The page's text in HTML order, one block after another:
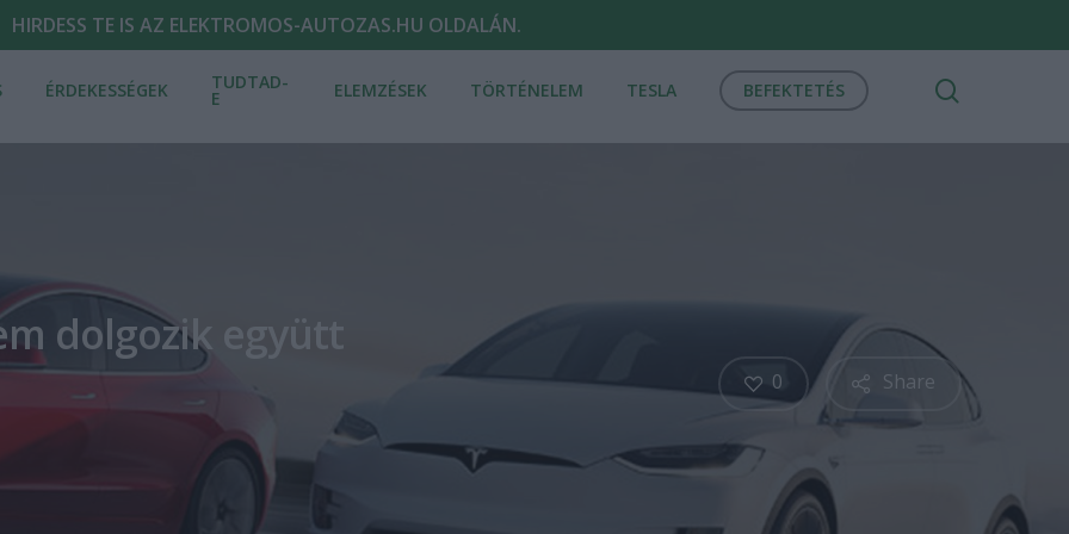
HIRDESS TE IS AZ ELEKTROMOS-AUTOZAS.HU OLDALÁN.
ÉRDEKESSÉGEK TUDTAD-
E ELEMZÉSEK TÖRTÉNELEM TESLA BEFEKTETÉS
dolgozik együtt
Share
0